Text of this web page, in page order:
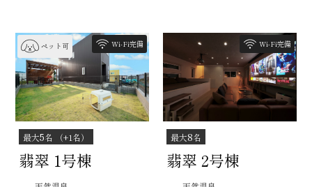
ペット可 Wi-Fi完備
最大5名 （+1名）
翡翠 1号棟
Wi-Fi完備
最大8名
翡翠 2号棟